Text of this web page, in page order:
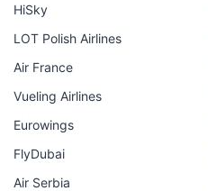
HiSky
LOT Polish Airlines
Air France
Vueling Airlines
Eurowings
FlyDubai
Air Serbia